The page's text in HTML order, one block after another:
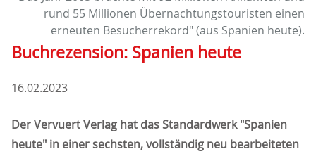
rund 55 Millionen Übernachtungstouristen einen
erneuten Besucherrekord" (aus Spanien heute).
Buchrezension: Spanien heute
16.02.2023
Der Vervuert Verlag hat das Standardwerk "Spanien
heute" in einer sechsten, vollständig neu bearbeiteten